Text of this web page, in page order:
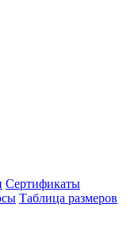
Сертификаты
Таблица размеров